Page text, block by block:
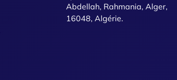
Abdellah, Rahmania, Alger,
16048, Algérie.